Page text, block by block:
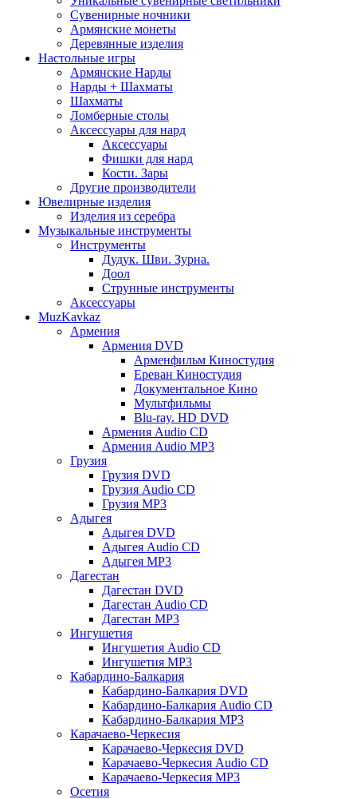
Сувенирные ночники
Армянские монеты
Деревянные изделия
Настольные игры
Армянские Нарды
Нарды + Шахматы
Шахматы
Ломберные столы
Аксессуары для нард
Аксессуары
Фишки для нард
Кости. Зары
Другие производители
Ювелирные изделия
Изделия из серебра
Музыкальные инструменты
Инструменты
Дудук. Шви. Зурна.
Доол
Струнные инструменты
Аксессуары
MuzKavkaz
Армения
Армения DVD
Арменфильм Киностудия
Ереван Киностудия
Документальное Кино
Мультфильмы
Blu-ray. HD DVD
Армения Audio CD
Армения Audio MP3
Грузия
Грузия DVD
Грузия Audio CD
Грузия MP3
Адыгея
Адыгея DVD
Адыгея Audio CD
Адыгея MP3
Дагестан
Дагестан DVD
Дагестан Audio CD
Дагестан MP3
Ингушетия
Ингушетия Audio CD
Ингушетия MP3
Кабардино-Балкария
Кабардино-Балкария DVD
Кабардино-Балкария Audio CD
Кабардино-Балкария MP3
Карачаево-Черкесия
Карачаево-Черкесия DVD
Карачаево-Черкесия Audio CD
Карачаево-Черкесия MP3
Осетия